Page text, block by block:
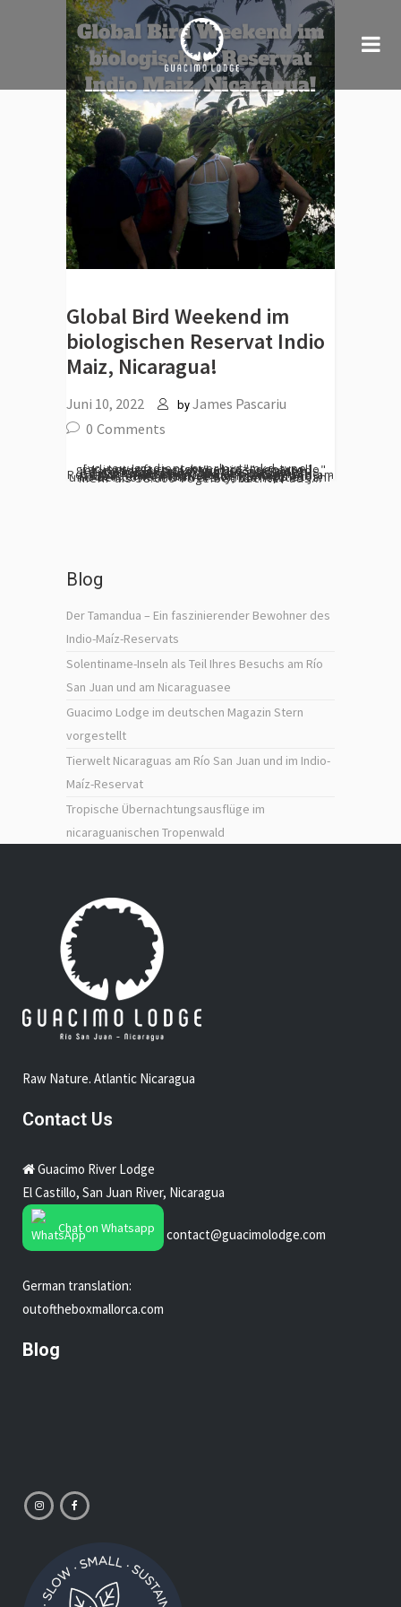
Global Bird Weekend im
biologischen Reservat Indio
Maiz, Nicaragua!
Juni 10, 2022 by James Pascariu
0 Comments
[vc_row gradient_overlay="mkd-type1-gradient-left-to-right" el_id="desarrollo" el_class="ces-text-grid ces-animated-anchor withpadding"][vc_column][vc_column_text] Mit diesen Zeilen möchten wir unseren Gästen beglückwünschen, die das biologische Reservat Indio Maiz besucht haben und am Global Bird Weekend teilgenommen haben, eine Initiative von Tim Appleton und der Cornell University, die letztes Jahr mehr als 38.000 Vogelbeobachter aus...
Blog
Der Tamandua – Ein faszinierender Bewohner des
Indio-Maíz-Reservats
Solentiname-Inseln als Teil Ihres Besuchs am Río
San Juan und am Nicaraguasee
Guacimo Lodge im deutschen Magazin Stern
vorgestellt
Tierwelt Nicaraguas am Río San Juan und im Indio-
Maíz-Reservat
Tropische Übernachtungsausflüge im
nicaraguanischen Tropenwald
Raw Nature. Atlantic Nicaragua
Contact Us
Guacimo River Lodge
El Castillo, San Juan River, Nicaragua
Chat on Whatsapp contact@guacimolodge.com
German translation:
outoftheboxmallorca.com
Blog